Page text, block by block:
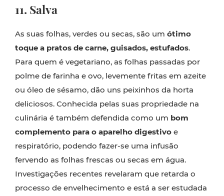
11. Salva
As suas folhas, verdes ou secas, são um ótimo
toque a pratos de carne, guisados, estufados.
Para quem é vegetariano, as folhas passadas por
polme de farinha e ovo, levemente fritas em azeite
ou óleo de sésamo, dão uns peixinhos da horta
deliciosos. Conhecida pelas suas propriedade na
culinária é também defendida como um bom
complemento para o aparelho digestivo e
respiratório, podendo fazer-se uma infusão
fervendo as folhas frescas ou secas em água.
Investigações recentes revelaram que retarda o
processo de envelhecimento e está a ser estudada